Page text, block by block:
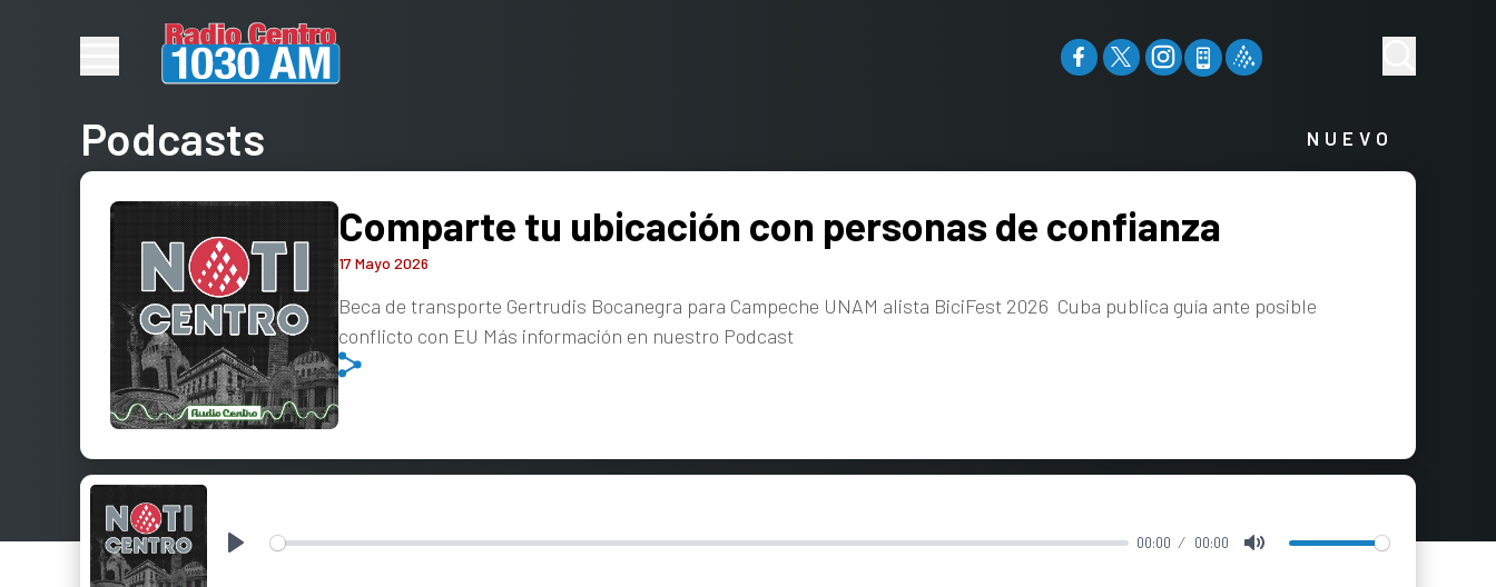
Podcasts NUEVO
Comparte tu ubicación con personas de confianza
17 Mayo 2026
Beca de transporte Gertrudis Bocanegra para Campeche UNAM alista BiciFest 2026 Cuba publica guía ante posible
conflicto con EU Más información en nuestro Podcast
Play 00:00 00:00 Mute